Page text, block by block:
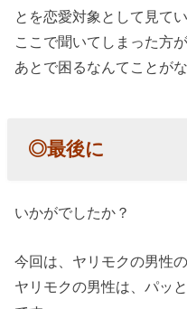
とを恋愛対象として見て
ここで聞いてしまった方
あとで困るなんてことが
◎最後に
いかがでしたか？
今回は、ヤリモクの男性
ヤリモクの男性は、パッ